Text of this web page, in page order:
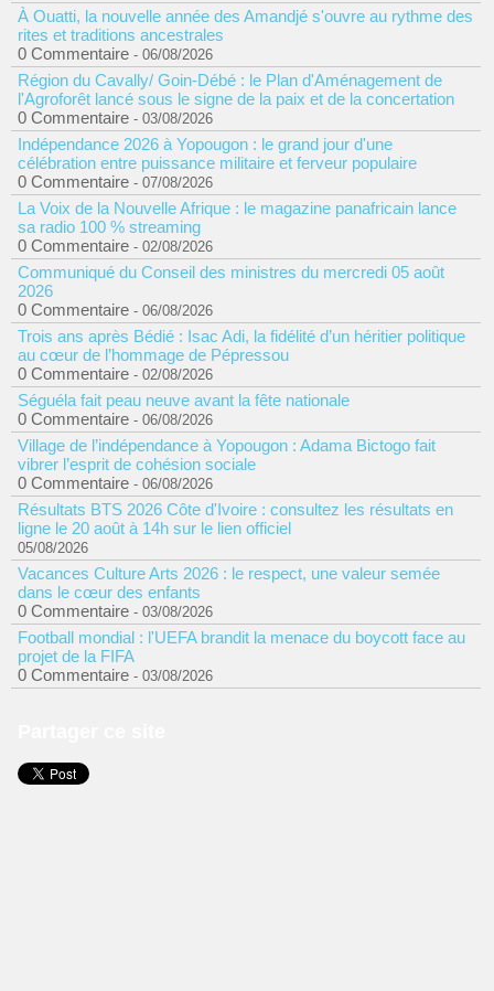
À Ouatti, la nouvelle année des Amandjé s'ouvre au rythme des
rites et traditions ancestrales
0 Commentaire - 06/08/2026
Région du Cavally/ Goin-Débé : le Plan d'Aménagement de
l'Agroforêt lancé sous le signe de la paix et de la concertation
0 Commentaire - 03/08/2026
Indépendance 2026 à Yopougon : le grand jour d'une
célébration entre puissance militaire et ferveur populaire
0 Commentaire - 07/08/2026
La Voix de la Nouvelle Afrique : le magazine panafricain lance
sa radio 100 % streaming
0 Commentaire - 02/08/2026
Communiqué du Conseil des ministres du mercredi 05 août
2026
0 Commentaire - 06/08/2026
Trois ans après Bédié : Isac Adi, la fidélité d’un héritier politique
au cœur de l’hommage de Pépressou
0 Commentaire - 02/08/2026
Séguéla fait peau neuve avant la fête nationale
0 Commentaire - 06/08/2026
Village de l’indépendance à Yopougon : Adama Bictogo fait
vibrer l’esprit de cohésion sociale
0 Commentaire - 06/08/2026
Résultats BTS 2026 Côte d'Ivoire : consultez les résultats en
ligne le 20 août à 14h sur le lien officiel
05/08/2026
Vacances Culture Arts 2026 : le respect, une valeur semée
dans le cœur des enfants
0 Commentaire - 03/08/2026
Football mondial : l'UEFA brandit la menace du boycott face au
projet de la FIFA
0 Commentaire - 03/08/2026